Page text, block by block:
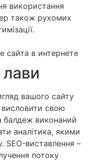
використання
також рухомих
вашого сайту
свою
балдеж виконаний
аналітика, якими
SEO-виставлення –
потоку